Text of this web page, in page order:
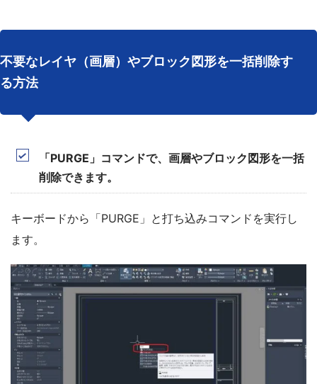
不要なレイヤ（画層）やブロック図形を一括削除す
る方法
「PURGE」コマンドで、画層やブロック図形を一括
削除できます。
キーボードから「PURGE」と打ち込みコマンドを実行し
ます。